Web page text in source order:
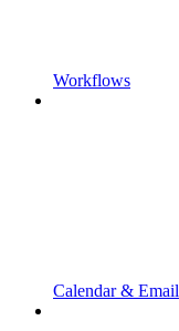
Workflows
Calendar & Email